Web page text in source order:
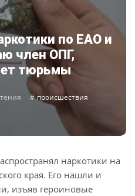
по ЕАО и
член ОПГ,
тюрьмы
происшествия
наркотики на
края. Его нашли и
изъяв героиновые